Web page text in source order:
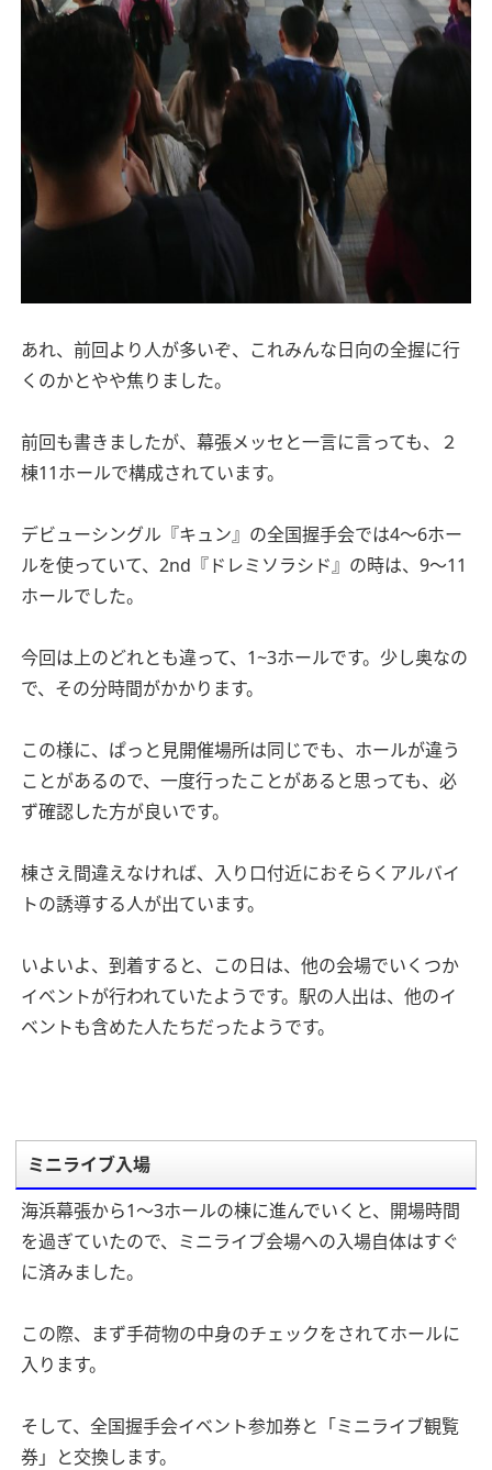
あれ、前回より人が多いぞ、これみんな日向の全握に行
くのかとやや焦りました。
前回も書きましたが、幕張メッセと一言に言っても、２
棟11ホールで構成されています。
デビューシングル『キュン』の全国握手会では4～6ホー
ルを使っていて、2nd『ドレミソラシド』の時は、9～11
ホールでした。
今回は上のどれとも違って、1~3ホールです。少し奥なの
で、その分時間がかかります。
この様に、ぱっと見開催場所は同じでも、ホールが違う
ことがあるので、一度行ったことがあると思っても、必
ず確認した方が良いです。
棟さえ間違えなければ、入り口付近におそらくアルバイ
トの誘導する人が出ています。
いよいよ、到着すると、この日は、他の会場でいくつか
イベントが行われていたようです。駅の人出は、他のイ
ベントも含めた人たちだったようです。
ミニライブ入場
海浜幕張から1～3ホールの棟に進んでいくと、開場時間
を過ぎていたので、ミニライブ会場への入場自体はすぐ
に済みました。
この際、まず手荷物の中身のチェックをされてホールに
入ります。
そして、全国握手会イベント参加券と「ミニライブ観覧
券」と交換します。